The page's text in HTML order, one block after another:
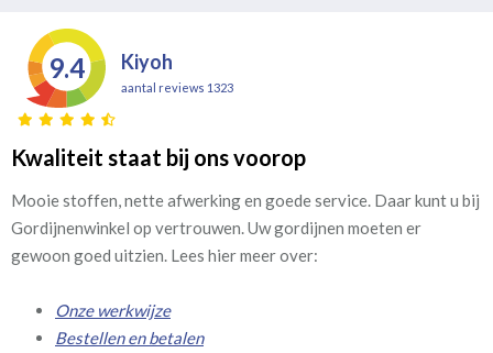
9.4 Kiyoh
aantal reviews 1323
Kwaliteit staat bij ons voorop
Mooie stoffen, nette afwerking en goede service. Daar kunt u bij
Gordijnenwinkel op vertrouwen. Uw gordijnen moeten er
gewoon goed uitzien. Lees hier meer over:
Onze werkwijze
Bestellen en betalen